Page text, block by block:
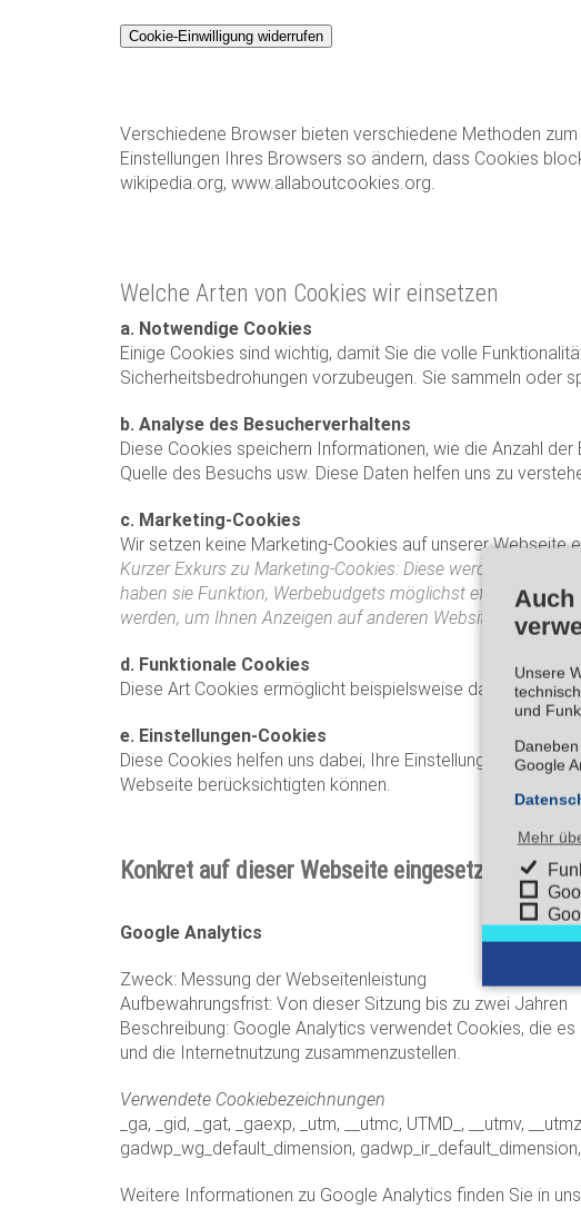
Auch
Unsere
und
Google
Mehr
Cookie-Einwilligung widerrufen
Verschiedene Browser bieten verschiedene Methoden
Einstellungen Ihres Browsers so ändern, dass Cookies
wikipedia.org, www.allaboutcookies.org.
Welche Arten von Cookies wir einsetzen
a. Notwendige Cookies
Einige Cookies sind wichtig, damit Sie die volle
Sicherheitsbedrohungen vorzubeugen. Sie sammeln oder
b. Analyse des Besucherverhaltens
Diese Cookies speichern Informationen, wie die Anzahl
Quelle des Besuchs usw. Diese Daten helfen uns zu
c. Marketing-Cookies
Wir setzen keine Marketing-Cookies auf unserer Webseite
Kurzer Exkurs zu Marketing-Cookies: Diese werden in der
haben sie Funktion, Werbebudgets möglichst effizient
werden, um Ihnen Anzeigen auf anderen Websites im
d. Funktionale Cookies
Diese Art Cookies ermöglicht beispielsweise das
e. Einstellungen-Cookies
Diese Cookies helfen uns dabei, Ihre Einstellungen und
Webseite berücksichtigten können.
Konkret auf dieser Webseite eingesetze Cookies
Google Analytics
Zweck: Messung der Webseitenleistung
Aufbewahrungsfrist: Von dieser Sitzung bis zu zwei Jahren
Beschreibung: Google Analytics verwendet Cookies, die
und die Internetnutzung zusammenzustellen.
Verwendete Cookiebezeichnungen
_ga, _gid, _gat, _gaexp, _utm, __utmc, UTMD_, __utmv,
gadwp_wg_default_dimension,
Weitere Informationen zu Google Analytics finden Sie in